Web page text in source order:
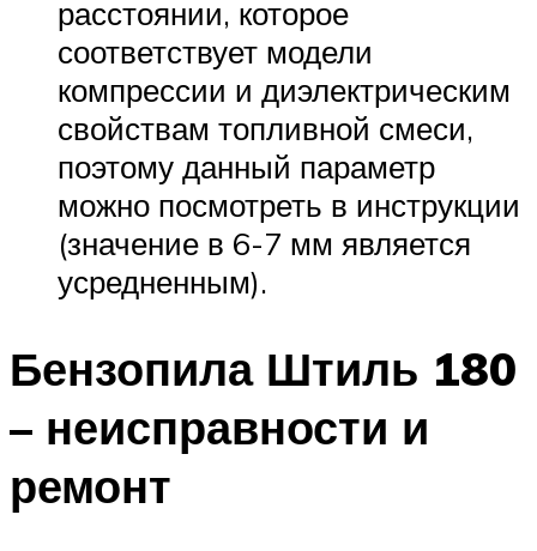
расстоянии, которое
соответствует модели
компрессии и диэлектрическим
свойствам топливной смеси,
поэтому данный параметр
можно посмотреть в инструкции
(значение в 6-7 мм является
усредненным).
Бензопила Штиль 180
– неисправности и
ремонт